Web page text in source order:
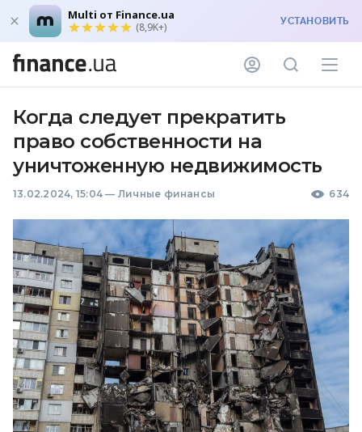
Multi от Finance.ua
(8,9K+) УСТАНОВИТЬ
Когда следует прекратить
право собственности на
уничтоженную недвижимость
13.02.2024, 15:04 — Личные финансы 634